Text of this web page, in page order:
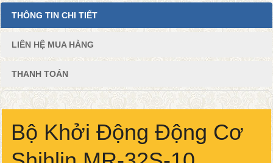
THÔNG TIN CHI TIẾT
LIÊN HỆ MUA HÀNG
THANH TOÁN
Bộ Khởi Động Động Cơ